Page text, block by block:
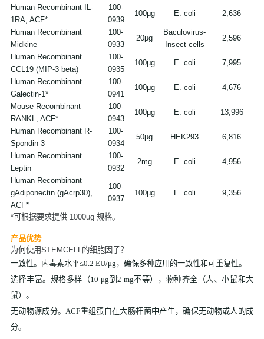
Human Recombinant IL-
1RA, ACF*
100-
0939
100μg E. coli 2,636
Human Recombinant
Midkine
100-
0933
20μg
Baculovirus-
Insect cells
2,596
Human Recombinant
CCL19 (MIP-3 beta)
100-
0935
100μg E. coli 7,995
Human Recombinant
Galectin-1*
100-
0941
100μg E. coli 4,676
Mouse Recombinant
RANKL, ACF*
100-
0943
100μg E. coli 13,996
Human Recombinant R-
Spondin-3
100-
0934
50μg HEK293 6,816
Human Recombinant
Leptin
100-
0932
2mg E. coli 4,956
Human Recombinant
gAdiponectin (gAcrp30),
ACF*
100-
0937
100μg E. coli 9,356
*可根据要求提供 1000ug 规格。
产品优势
为何使用STEMCELL的细胞因子？
一致性。内毒素水平≤0.2 EU/μg，确保多种应用的一致性和可重复性。
选择丰富。规格多样（10 μg到2 mg不等），物种齐全（人、小鼠和大
鼠）。
无动物源成分。ACF重组蛋白在大肠杆菌中产生，确保无动物或人的成
分。